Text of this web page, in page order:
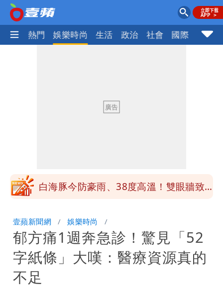
焦點 熱門 娛樂時尚 生活 政治 社會 國際 財經
1元商品開搶！超市、量販週末優惠 父
黃線停車
白海豚今防豪雨、38度高溫！雙眼牆致
每天看診到半夜
慈濟爆世紀大騙局 AIT發文高級酸！他
笑：真的很會
白海豚大亂！航空66架次取消、船班39
航次停航
姜厚任不信嫩女友「辣手摧花」 創演藝
壹蘋新聞網 娛樂時尚
郁方痛1週奔急診！驚見「52
字紙條」大嘆：醫療資源真的
不足